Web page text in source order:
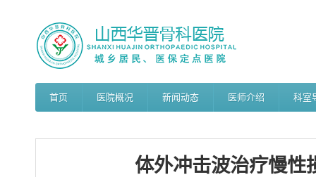
首页 医院概况 新闻动态 医师介绍 科室
体外冲击波治疗慢性